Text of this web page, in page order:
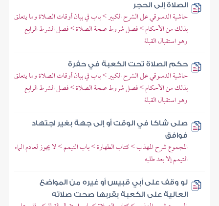
الصلاة إلى الحجر
حاشية الدسوقي على الشرح الكبير > باب في بيان أوقات الصلاة وما يتعلق
بذلك من الأحكام > فصل شروط صحة الصلاة > فصل الشرط الرابع
وهو استقبال القبلة
حكم الصلاة تحت الكعبة في حفرة
حاشية الدسوقي على الشرح الكبير > باب في بيان أوقات الصلاة وما يتعلق
بذلك من الأحكام > فصل شروط صحة الصلاة > فصل الشرط الرابع
وهو استقبال القبلة
صلى شاكا في الوقت أو إلى جهة بغير اجتهاد
فوافق
المجموع شرح المهذب > كتاب الطهارة > باب التيمم > لا يجوز لعادم الماء
التيمم إلا بعد طلبه
لو وقف على أبي قبيس أو غيره من المواضع
العالية على الكعبة بقربها صحت صلاته